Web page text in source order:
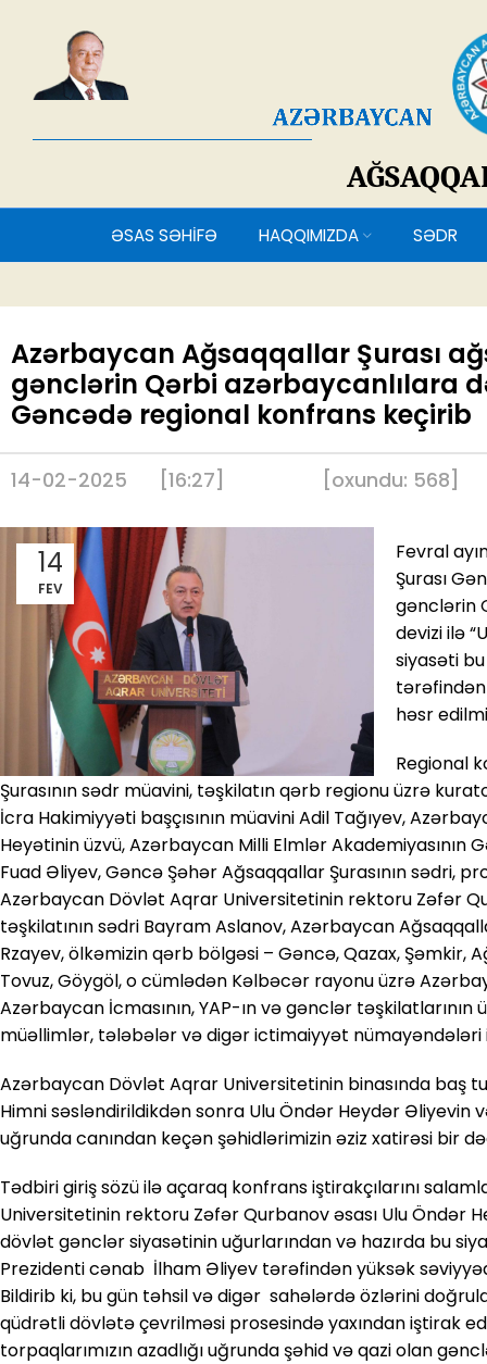
ƏSAS SƏHİFƏ HAQQIMIZDA SƏDR
Azərbaycan Ağsaqqallar Şurası
gənclərin Qərbi azərbaycanlılara
Gəncədə regional konfrans keçirib
14-02-2025 [16:27] [oxundu: 568]
14
FEV
Fevral
Şurası
gənclərin
devizi ilə
siyasəti
həsr
Regional
Şurasının sədr müavini, təşkilatın qərb regionu üzrə
İcra Hakimiyyəti başçısının müavini Adil Tağıyev,
Heyətinin üzvü, Azərbaycan Milli Elmlər Akademiyasının
Fuad Əliyev, Gəncə Şəhər Ağsaqqallar Şurasının sədri,
Azərbaycan Dövlət Aqrar Universitetinin rektoru Zəfər
təşkilatının sədri Bayram Aslanov, Azərbaycan
Rzayev, ölkəmizin qərb bölgəsi – Gəncə, Qazax, Şəmkir,
Tovuz, Göygöl, o cümlədən Kəlbəcər rayonu üzrə
Azərbaycan İcmasının, YAP-ın və gənclər təşkilatlarının
müəllimlər, tələbələr və digər ictimaiyyət nümayəndələri
Azərbaycan Dövlət Aqrar Universitetinin binasında baş
Himni səsləndirildikdən sonra Ulu Öndər Heydər Əliyevin
uğrunda canından keçən şəhidlərimizin əziz xatirəsi bir
Tədbiri giriş sözü ilə açaraq konfrans iştirakçılarını
Universitetinin rektoru Zəfər Qurbanov əsası Ulu Öndər
dövlət gənclər siyasətinin uğurlarından və hazırda bu
Prezidenti cənab İlham Əliyev tərəfindən yüksək
Bildirib ki, bu gün təhsil və digər sahələrdə özlərini
qüdrətli dövlətə çevrilməsi prosesində yaxından iştirak
torpaqlarımızın azadlığı uğrunda şəhid və qazi olan